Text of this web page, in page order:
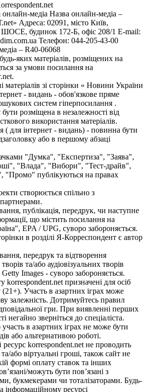
онлайн-медіа Назва онлайн-медіа –
Адреса: 02091, місто Київ,
будинок 172-Б, офіс 208/1 E-mail:
Телефон: 044-205-43-00
– R40-06068
яких матеріалів, розміщених на
за умови посилання на
матеріалів зі сторінки « Новини України
- видань - обов'язкове пряме
систем гіперпосилання .
розміщена в незалежності від
використання матеріалів.
( для інтернет - видань) - повинна бути
або в першому абзаці
"Думка", "Експертиза", "Заява",
"Влада", "Вибори", "Тест-драйв",
"Промо" публікуються на правах
створюється спільно з
публікація, передрук, чи наступне
що містить посилання на
EPA / UPG, суворо забороняється.
в розділі Я-Корреспондент є автор
передрук та відтворення
та/або аудіовізуальних творів
Images - суворо забороняється.
korrespondent.net призначені для осіб
Участь в азартних іграх може
залежність. Дотримуйтесь правил
гри. При виявленні перших
негайно зверніться до спеціаліста.
в азартних іграх не може бути
або альтернативою роботі.
korrespondent.net не проводить
та/або віртуальні гроші, також сайт не
формі оплату ставок та інших
можуть бути пов’язані з
букмекерами чи тоталізаторами. Будь-
інформаційному ресурсі